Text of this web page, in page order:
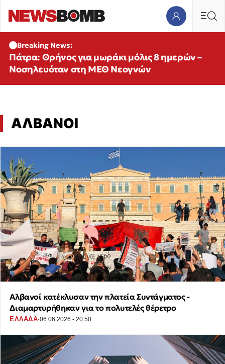
Breaking News:
Πάτρα: Θρήνος για μωράκι μόλις 8 ημερών –
Νοσηλευόταν στη ΜΕΘ Νεογνών
ΑΛΒΑΝΟΙ
Αλβανοί κατέκλυσαν την πλατεία Συντάγματος -
Διαμαρτυρήθηκαν για το πολυτελές θέρετρο
ΕΛΛΑΔΑ·06.06.2026 - 20:50